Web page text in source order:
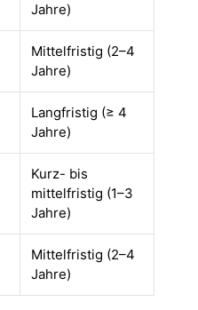
Jahre)
Mittelfristig (2–4
Jahre)
Langfristig (≥ 4
Jahre)
Kurz- bis
mittelfristig (1–3
Jahre)
Mittelfristig (2–4
Jahre)